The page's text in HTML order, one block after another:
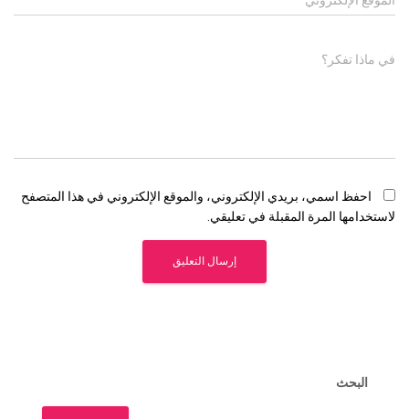
في ماذا تفكر؟
احفظ اسمي، بريدي الإلكتروني، والموقع الإلكتروني في هذا المتصفح
لاستخدامها المرة المقبلة في تعليقي.
البحث